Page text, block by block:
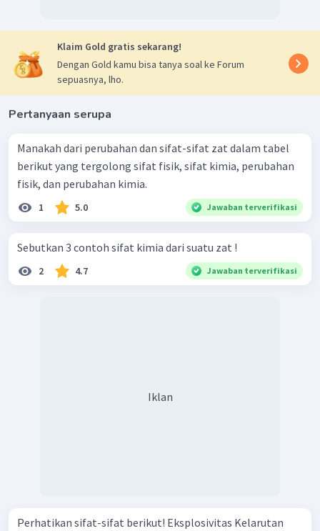
Klaim Gold gratis sekarang!
Dengan Gold kamu bisa tanya soal ke Forum
sepuasnya, lho.
Pertanyaan serupa
Manakah dari perubahan dan sifat-sifat zat dalam tabel
berikut yang tergolong sifat fisik, sifat kimia, perubahan
fisik, dan perubahan kimia.
1 5.0 Jawaban terverifikasi
Sebutkan 3 contoh sifat kimia dari suatu zat !
2 4.7 Jawaban terverifikasi
Iklan
Perhatikan sifat-sifat berikut! Eksplosivitas Kelarutan